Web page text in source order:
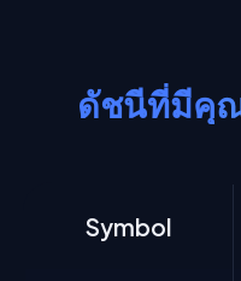
ดัชนีที่มีคุ
Symbol